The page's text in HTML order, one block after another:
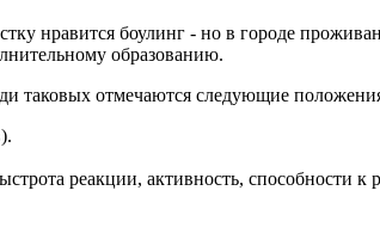
нравится боулинг - но в городе
образованию.
таковых отмечаются следующие
реакции, активность, способности